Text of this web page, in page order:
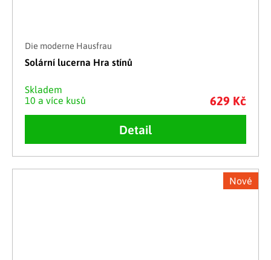
Die moderne Hausfrau
Solární lucerna Hra stínů
Skladem
10 a více kusů
629 Kč
Detail
Nové